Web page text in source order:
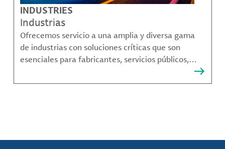
INDUSTRIES
Industrias
Ofrecemos servicio a una amplia y diversa gama
de industrias con soluciones críticas que son
esenciales para fabricantes, servicios públicos,
compuestos de materiales y mucho más.